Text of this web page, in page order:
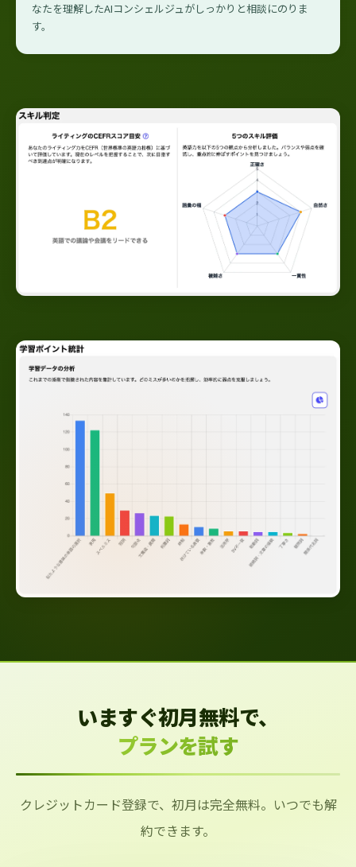
なたを理解したAIコンシェルジュがしっかりと相談にのりま
す。
いますぐ初月無料で、
プランを試す
クレジットカード登録で、初月は完全無料。いつでも解
約できます。